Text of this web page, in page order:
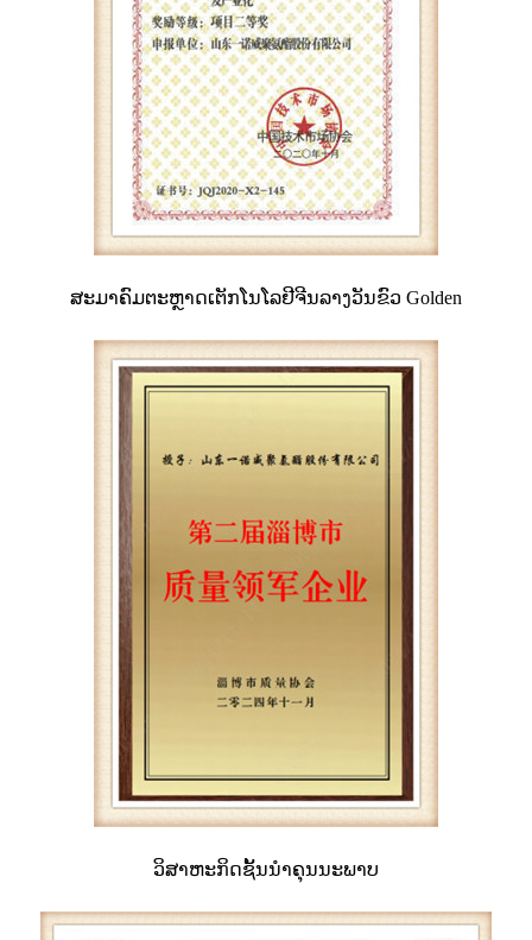
ສະມາຄົມຕະຫຼາດເຕັກໂນໂລຢີຈີນລາງວັນຂົວ Golden
ວິ​ສາ​ຫະ​ກິດ​ຊັ້ນ​ນໍາ​ຄຸນ​ນະ​ພາບ​